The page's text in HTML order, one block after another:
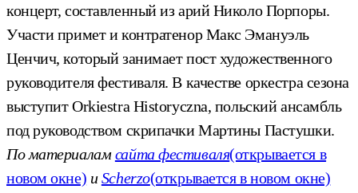
концерт, составленный из арий Николо Порпоры.
Участи примет и контратенор Макс Эмануэль
Ценчич, который занимает пост художественного
руководителя фестиваля. В качестве оркестра сезона
выступит Orkiestra Historyczna, польский ансамбль
под руководством скрипачки Мартины Пастушки.
По материаламсайта фестиваля(открывается в
новом окне) иScherzo(открывается в новом окне)